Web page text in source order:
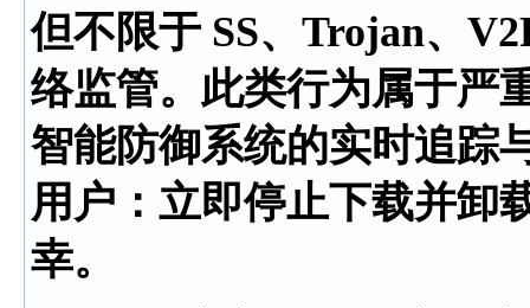
但不限于 SS、Trojan、
络监管。此类行为属于严
智能防御系统的实时追踪
用户：立即停止下载并卸
幸。